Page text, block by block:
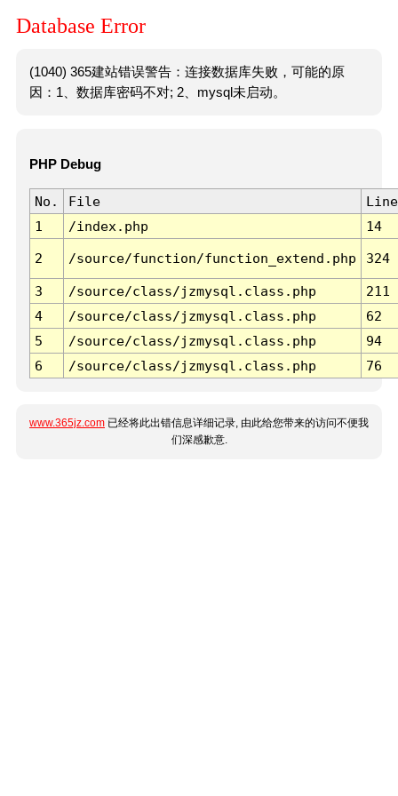
Database Error
(1040) 365建站错误警告：连接数据库失败，可能的原
因：1、数据库密码不对; 2、mysql未启动。
PHP Debug
No. File
Line
1
/index.php 14
2 /source/function/function_extend.php 324
3 /source/class/jzmysql.class.php
211
4
/source/class/jzmysql.class.php
62
5
/source/class/jzmysql.class.php
94
6
/source/class/jzmysql.class.php 76
www.365jz.com 已经将此出错信息详细记录, 由此给您带来的访问不便我
们深感歉意.